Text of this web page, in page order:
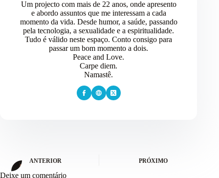
Um projecto com mais de 22 anos, onde apresento
e abordo assuntos que me interessam a cada
momento da vida. Desde humor, a saúde, passando
pela tecnologia, a sexualidade e a espiritualidade.
Tudo é válido neste espaço. Conto consigo para
passar um bom momento a dois.
Peace and Love.
Carpe diem.
Namastê.
ANTERIOR PRÓXIMO
Deixe um comentário